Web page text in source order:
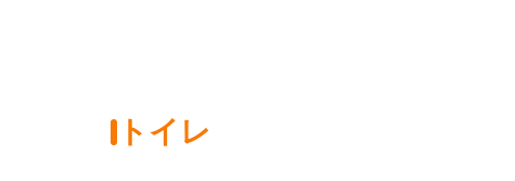
トイレ